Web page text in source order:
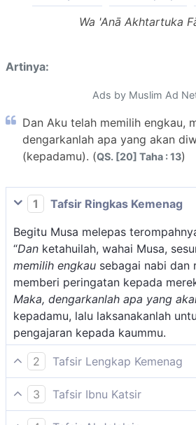
Wa 'Anā Akhtartuka
Artinya:
Ads by Muslim Ad
Dan Aku telah memilih engkau,
dengarkanlah apa yang akan
(kepadamu). (QS. [20] Taha : 13)
1
Tafsir Ringkas Kemenag
Begitu Musa melepas
“Dan ketahuilah, wahai Musa,
memilih engkau sebagai nabi dan
memberi peringatan kepada
Maka, dengarkanlah apa yang
kepadamu, lalu laksanakanlah
pengajaran kepada kaummu.
2
Tafsir Lengkap Kemenag
Pada ayat ini Allah menjelaskan
memilih dan menetapkan Musa
3
Tafsir Ibnu Katsir
Firman Allah Swt.: